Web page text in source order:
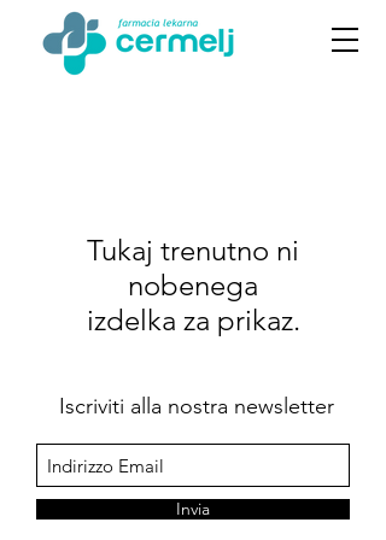
Tukaj trenutno ni
nobenega
izdelka za prikaz.
Iscriviti alla nostra newsletter
Invia